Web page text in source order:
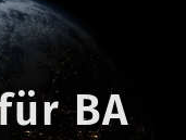
BA